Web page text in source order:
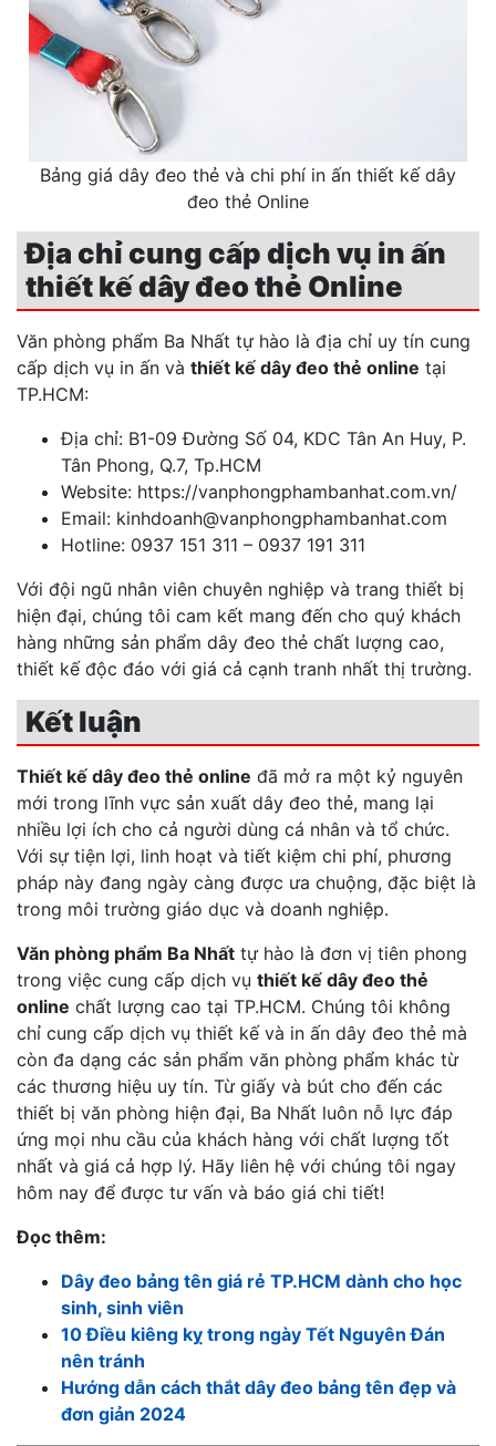
Bảng giá dây đeo thẻ và chi phí in ấn thiết kế dây
đeo thẻ Online
Địa chỉ cung cấp dịch vụ in ấn
thiết kế dây đeo thẻ Online
Văn phòng phẩm Ba Nhất tự hào là địa chỉ uy tín cung
cấp dịch vụ in ấn và thiết kế dây đeo thẻ online tại
TP.HCM:
Địa chỉ: B1-09 Đường Số 04, KDC Tân An Huy, P.
Tân Phong, Q.7, Tp.HCM
Website: https://vanphongphambanhat.com.vn/
Email: kinhdoanh@vanphongphambanhat.com
Hotline: 0937 151 311 – 0937 191 311
Với đội ngũ nhân viên chuyên nghiệp và trang thiết bị
hiện đại, chúng tôi cam kết mang đến cho quý khách
hàng những sản phẩm dây đeo thẻ chất lượng cao,
thiết kế độc đáo với giá cả cạnh tranh nhất thị trường.
Kết luận
Thiết kế dây đeo thẻ online đã mở ra một kỷ nguyên
mới trong lĩnh vực sản xuất dây đeo thẻ, mang lại
nhiều lợi ích cho cả người dùng cá nhân và tổ chức.
Với sự tiện lợi, linh hoạt và tiết kiệm chi phí, phương
pháp này đang ngày càng được ưa chuộng, đặc biệt là
trong môi trường giáo dục và doanh nghiệp.
Văn phòng phẩm Ba Nhất tự hào là đơn vị tiên phong
trong việc cung cấp dịch vụ thiết kế dây đeo thẻ
online chất lượng cao tại TP.HCM. Chúng tôi không
chỉ cung cấp dịch vụ thiết kế và in ấn dây đeo thẻ mà
còn đa dạng các sản phẩm văn phòng phẩm khác từ
các thương hiệu uy tín. Từ giấy và bút cho đến các
thiết bị văn phòng hiện đại, Ba Nhất luôn nỗ lực đáp
ứng mọi nhu cầu của khách hàng với chất lượng tốt
nhất và giá cả hợp lý. Hãy liên hệ với chúng tôi ngay
hôm nay để được tư vấn và báo giá chi tiết!
Đọc thêm:
Dây đeo bảng tên giá rẻ TP.HCM dành cho học
sinh, sinh viên
10 Điều kiêng kỵ trong ngày Tết Nguyên Đán
nên tránh
Hướng dẫn cách thắt dây đeo bảng tên đẹp và
đơn giản 2024